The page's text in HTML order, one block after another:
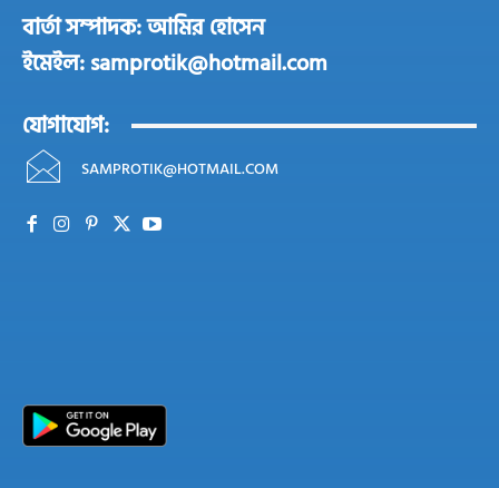
বার্তা সম্পাদক: আমির হোসেন
ইমেইল: samprotik@hotmail.com
যোগাযোগ:
SAMPROTIK@HOTMAIL.COM